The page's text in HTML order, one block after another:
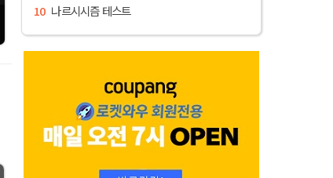
나르시시즘 테스트